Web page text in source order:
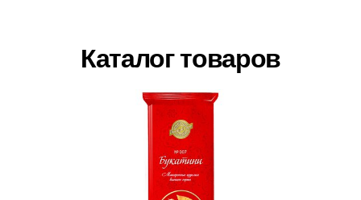
Каталог товаров